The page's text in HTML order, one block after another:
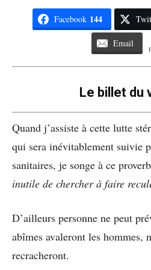
Facebook 144
Email
Le billet du
Quand j’assiste à cette lutte
qui sera inévitablement suivie
sanitaires, je songe à ce
inutile de chercher à faire
D’ailleurs personne ne peut
abîmes avaleront les hommes,
recracheront.